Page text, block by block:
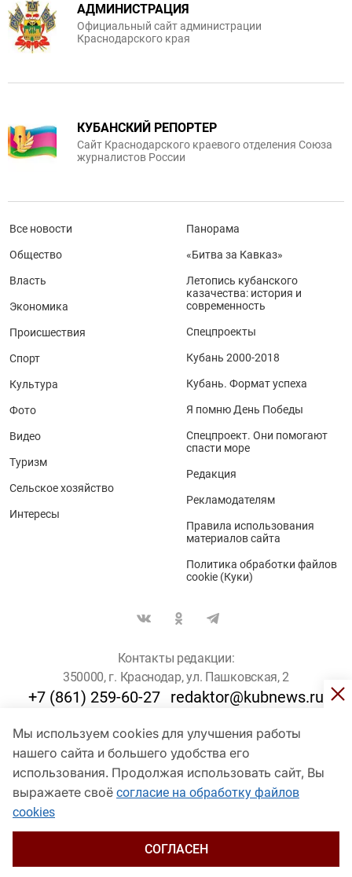
Мы используем cookies для улучшения работы
нашего сайта и большего удобства его
использования. Продолжая использовать сайт, Вы
выражаете своё согласие на обработку файлов
cookies
СОГЛАСЕН
АДМИНИСТРАЦИЯ
Официальный сайт администрации
Краснодарского края
КУБАНСКИЙ РЕПОРТЕР
Сайт Краснодарского краевого отделения Союза
журналистов России
Все новости
Общество
Власть
Экономика
Происшествия
Спорт
Культура
Фото
Видео
Туризм
Сельское хозяйство
Интересы
Панорама
«Битва за Кавказ»
Летопись кубанского
казачества: история и
современность
Спецпроекты
Кубань 2000-2018
Кубань. Формат успеха
Я помню День Победы
Спецпроект. Они помогают
спасти море
Редакция
Рекламодателям
Правила использования
материалов сайта
Политика обработки файлов
cookie (Куки)
Контакты редакции:
350000, г. Краснодар, ул. Пашковская, 2
+7 (861) 259-60-27 redaktor@kubnews.ru
Для пользователей старше 16 лет
© Кубанские Новости, 2017
Сетевое издание «kubnews» зарегистрировано Федеральной
службой по надзору в сфере связи, информационных технологий
и массовых коммуникаций (Роскомнадзор). Регистрационный
Пашковская, 2). Главный редактор – Филиппов О. Ю.